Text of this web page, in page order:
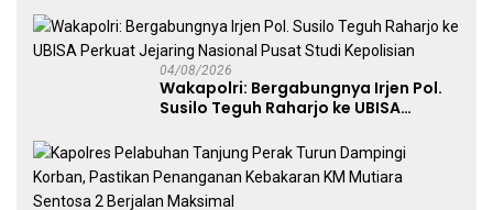
04/08/2026
Wakapolri: Bergabungnya Irjen Pol.
Susilo Teguh Raharjo ke UBISA
Studi Kepolisian